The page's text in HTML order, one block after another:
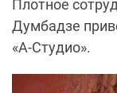
Плотное
Думбадзе
«А-Студио».